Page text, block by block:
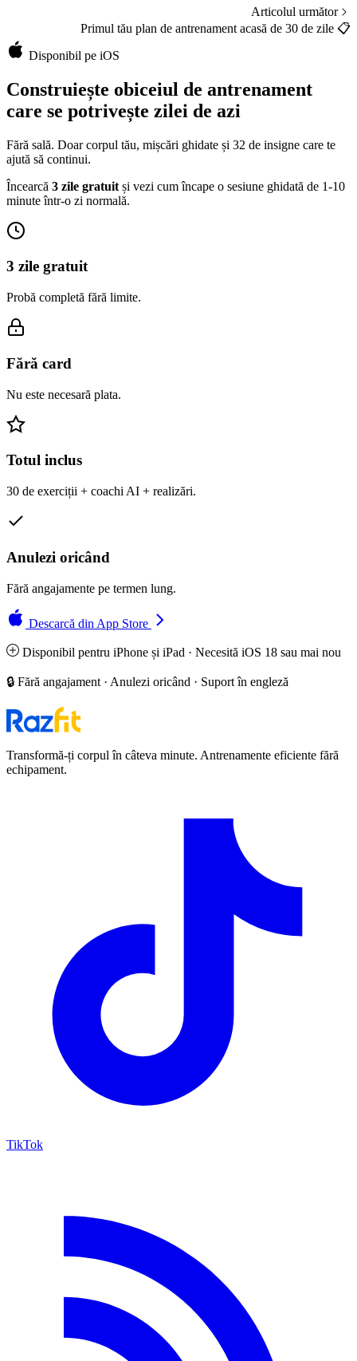
Articolul următor
Primul tău plan de antrenament acasă de 30 de zile 📋
Disponibil pe iOS
Construiește obiceiul de antrenament
care se potrivește zilei de azi
Fără sală. Doar corpul tău, mișcări ghidate și 32 de insigne care te
ajută să continui.
Încearcă 3 zile gratuit și vezi cum încape o sesiune ghidată de 1-10
minute într-o zi normală.
3 zile gratuit
Probă completă fără limite.
Fără card
Nu este necesară plata.
Totul inclus
30 de exerciții + coachi AI + realizări.
Anulezi oricând
Fără angajamente pe termen lung.
Descarcă din App Store
Disponibil pentru iPhone și iPad · Necesită iOS 18 sau mai nou
🔒 Fără angajament · Anulezi oricând · Suport în engleză
Transformă-ți corpul în câteva minute. Antrenamente eficiente fără
echipament.
TikTok